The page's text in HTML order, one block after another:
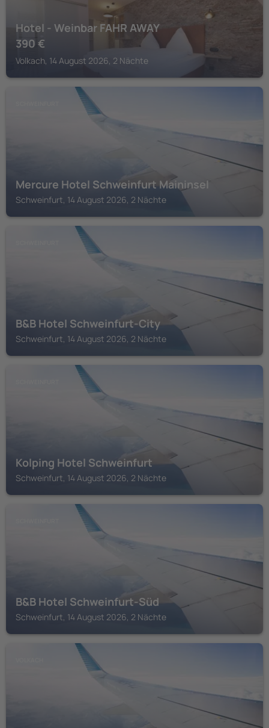
Hotel - Weinbar FAHR AWAY
390 €
Volkach, 14 August 2026, 2 Nächte
Mercure Hotel Schweinfurt Maininsel
Schweinfurt, 14 August 2026, 2 Nächte
B&B Hotel Schweinfurt-City
Schweinfurt, 14 August 2026, 2 Nächte
Kolping Hotel Schweinfurt
Schweinfurt, 14 August 2026, 2 Nächte
B&B Hotel Schweinfurt-Süd
Schweinfurt, 14 August 2026, 2 Nächte